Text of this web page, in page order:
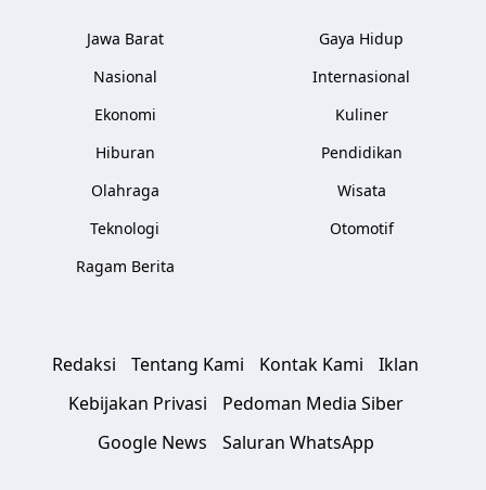
Jawa Barat
Nasional
Ekonomi
Hiburan
Olahraga
Teknologi
Ragam Berita
Gaya Hidup
Internasional
Kuliner
Pendidikan
Wisata
Otomotif
Redaksi Tentang Kami Kontak Kami
Iklan
Kebijakan Privasi
Pedoman Media Siber
Google News
Saluran WhatsApp